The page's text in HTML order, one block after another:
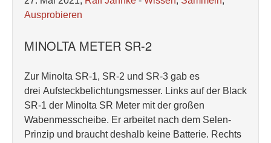
Ausprobieren
MINOLTA METER SR-2
Zur Minolta SR-1, SR-2 und SR-3 gab es
drei Aufsteckbelichtungsmesser. Links auf der Black
SR-1 der Minolta SR Meter mit der großen
Wabenmesscheibe. Er arbeitet nach dem Selen-
Prinzip und braucht deshalb keine Batterie. Rechts